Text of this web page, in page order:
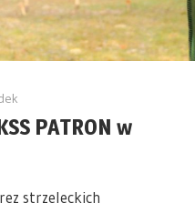
PATRON w
strzeleckich